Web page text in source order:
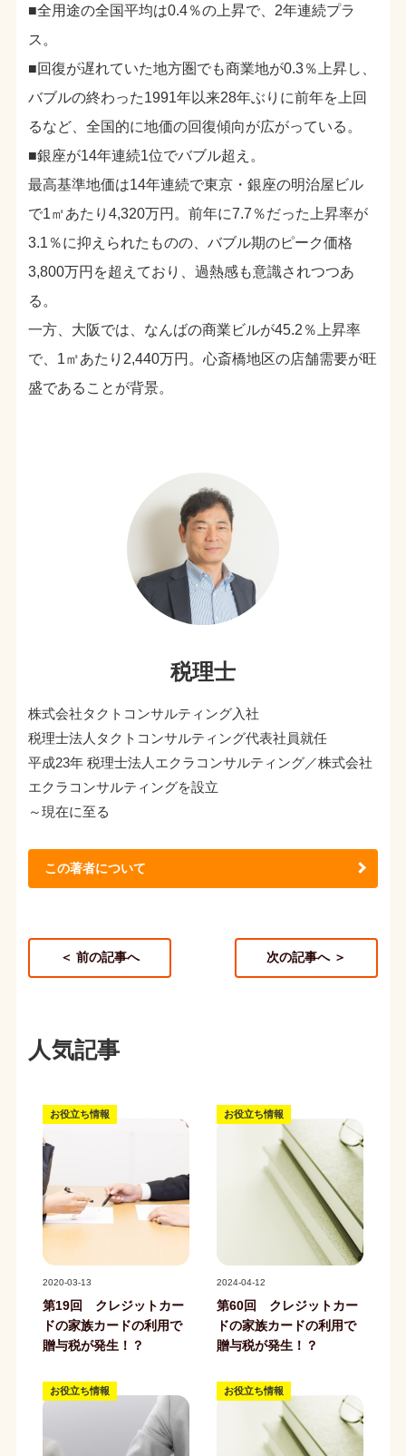
■全用途の全国平均は0.4％の上昇で、2年連続プラ
ス。
■回復が遅れていた地方圏でも商業地が0.3％上昇し、
バブルの終わった1991年以来28年ぶりに前年を上回
るなど、全国的に地価の回復傾向が広がっている。
■銀座が14年連続1位でバブル超え。
最高基準地価は14年連続で東京・銀座の明治屋ビル
で1㎡あたり4,320万円。前年に7.7％だった上昇率が
3.1％に抑えられたものの、バブル期のピーク価格
3,800万円を超えており、過熱感も意識されつつあ
る。
一方、大阪では、なんばの商業ビルが45.2％上昇率
で、1㎡あたり2,440万円。心斎橋地区の店舗需要が旺
盛であることが背景。
税理士
株式会社タクトコンサルティング入社
税理士法人タクトコンサルティング代表社員就任
平成23年 税理士法人エクラコンサルティング／株式会社
エクラコンサルティングを設立
～現在に至る
この著者について
＜ 前の記事へ 次の記事へ ＞
人気記事
お役立ち情報
2020-03-13
第19回 クレジットカー
ドの家族カードの利用で
贈与税が発生！？
お役立ち情報
2024-04-12
第60回 クレジットカー
ドの家族カードの利用で
贈与税が発生！？
お役立ち情報 お役立ち情報